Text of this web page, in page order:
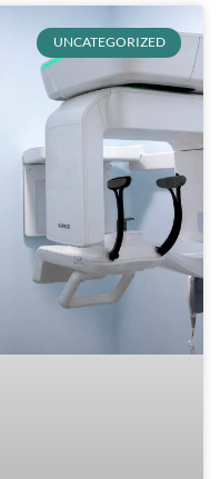
UNCATEGORIZED